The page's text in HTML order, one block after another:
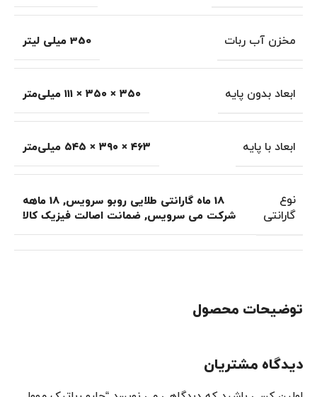
توضیحات محصول
مخزن آب ربات 350 میلی لیتر
ابعاد بدون پایه ۳۵۰ × ۳۵۰ × ۱۱۱ میلی‌متر
ابعاد با پایه ۴۶۳ × ۳۹۰ × ۵۴۵ میلی‌متر
نوع
گارانتی
18 ماه گارانتی طلایی روبو سرویس ,
18 ماهه
شرکت می سرویس, ضمانت اصالت فیزیک کالا
دیدگاه مشتریان